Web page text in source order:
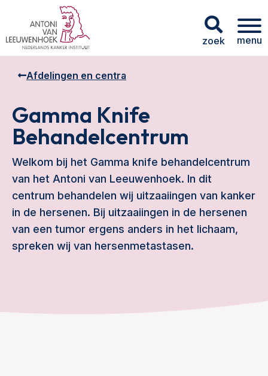
zoek menu
Gamma Knife
Behandelcentrum
Welkom bij het Gamma knife behandelcentrum
van het Antoni van Leeuwenhoek. In dit
centrum behandelen wij uitzaaiingen van kanker
in de hersenen. Bij uitzaaiingen in de hersenen
van een tumor ergens anders in het lichaam,
spreken wij van hersenmetastasen.
Afdelingen en centra